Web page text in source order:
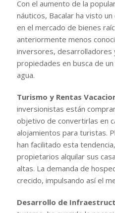
Con el aumento de la
náuticos, Bacalar ha visto
en el mercado de bienes
anteriormente menos
inversores, desarrolladores
propiedades en busca de
agua.
Turismo y Rentas
inversionistas están
objetivo de convertirlas en
alojamientos para turistas.
han facilitado esta
propietarios alquilar sus
altas. La demanda de
crecido, impulsando así el
Desarrollo de